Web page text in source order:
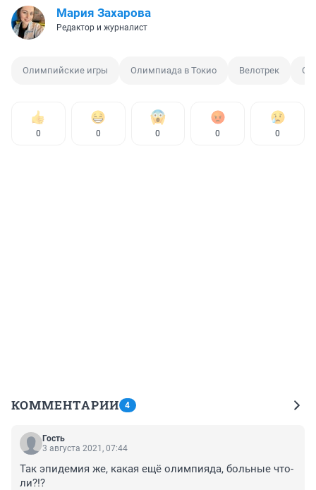
Мария Захарова
Редактор и журналист
Олимпийские игры Олимпиада в Токио Велотрек
0 0 0 0 0
КОММЕНТАРИИ 4
Гость
3 августа 2021, 07:44
Так эпидемия же, какая ещё олимпияда, больные что-
ли?!?